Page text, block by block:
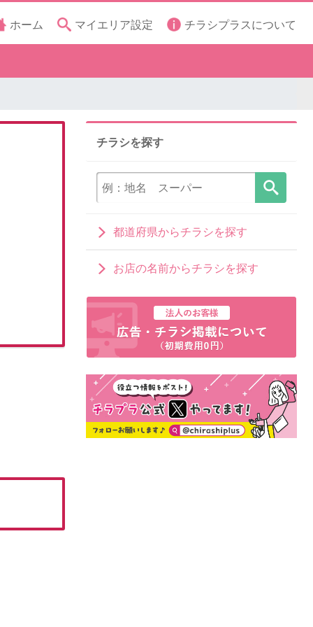
ホーム マイエリア設定 チラシプラスについて
チラシを探す
都道府県からチラシを探す
お店の名前からチラシを探す